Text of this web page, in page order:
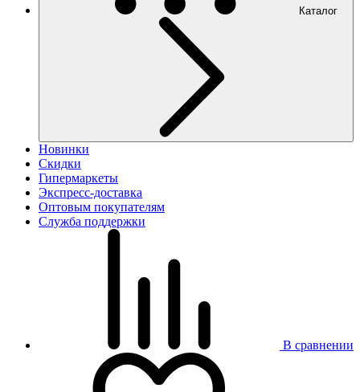
Каталог
Новинки
Скидки
Гипермаркеты
Экспресс-доставка
Оптовым покупателям
Служба поддержки
В сравнении